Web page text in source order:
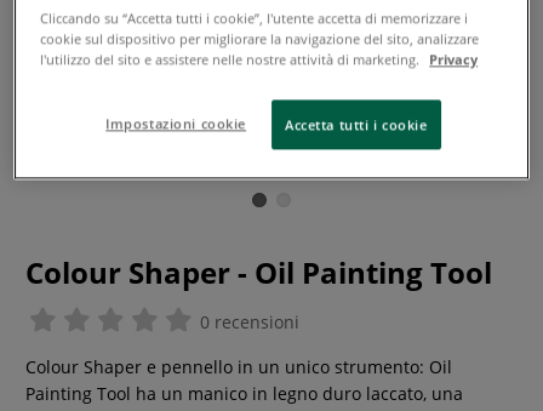
Colour Shaper - Oil Painting Tool
0 recensioni
Colour Shaper e pennello in un unico strumento: Oil
Painting Tool ha un manico in legno duro laccato, una
Cliccando su “Accetta tutti i cookie”, l'utente accetta di memorizzare i
cookie sul dispositivo per migliorare la navigazione del sito, analizzare
l'utilizzo del sito e assistere nelle nostre attività di marketing.
Privacy
Impostazioni cookie Accetta tutti i cookie